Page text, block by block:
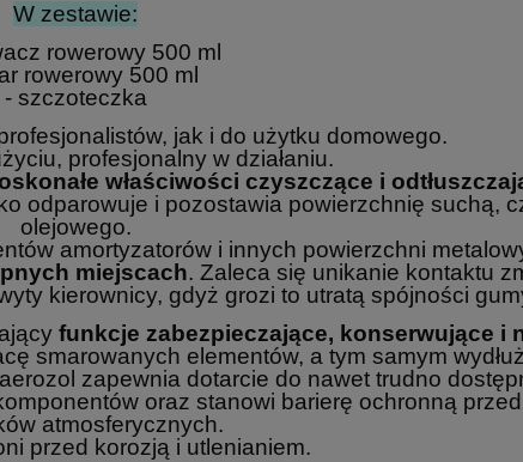
W zestawie:
rowerowy 500 ml
rowerowy 500 ml
- szczoteczka
jak i do użytku domowego.
profesjonalny w działaniu.
właściwości czyszczące i
odparowuje i pozostawia powierzchnię suchą,
olejowego.
amortyzatorów i innych powierzchni
miejscach. Zaleca się unikanie kontaktu
kierownicy, gdyż grozi to utratą spójności
funkcje zabezpieczające, konserwujące i
smarowanych elementów, a tym samym
aerozol zapewnia dotarcie do nawet trudno
oraz stanowi barierę ochronną
atmosferycznych.
przed korozją i utlenianiem.